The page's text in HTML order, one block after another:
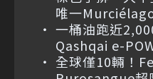
唯一
一桶油跑近
Qashqai e-
全球僅10輛！